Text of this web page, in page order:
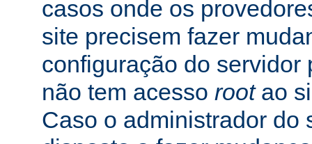
casos onde os
site precisem fazer
configuração do servidor
não tem acesso rootao
Caso o administrador do